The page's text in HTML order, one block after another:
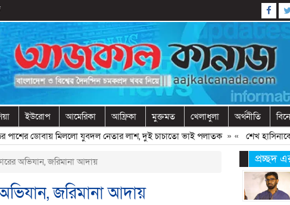
ইউরোপ আমেরিকা আফ্রিকা মুক্তমত খেলাধুলা অর্থনীতি
ডোবায় মিললো যুবদল নেতার লাশ, দুই চাচাতো ভাই পলাতক» «শেখ হাসিনাকে
অভিযান, জরিমানা আদায়
জরিমানা আদায়
প্রচ্ছদ